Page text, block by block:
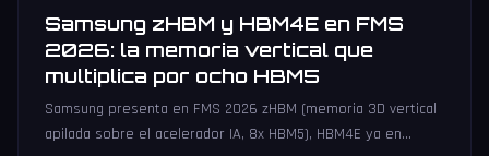
Samsung zHBM y HBM4E en FMS
2026: la memoria vertical que
multiplica por ocho HBM5
Samsung presenta en FMS 2026 zHBM (memoria 3D vertical
apilada sobre el acelerador IA, 8x HBM5), HBM4E ya en